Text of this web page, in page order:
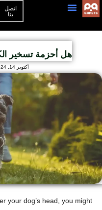
اتصل
بنا
هل أحزمة تسخير
أكتوبر 14, 2024
your dog’s head, you might